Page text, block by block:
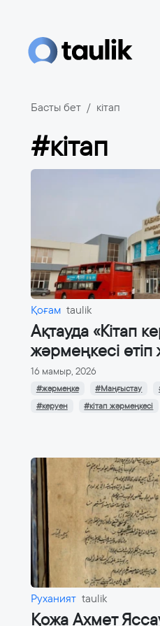
Басты бет кітап
#кітап
Қоғам taulik
Ақтауда «Кітап
жәрмеңкесі
16 мамыр, 2026
#жәрмеңке #Маңғыстау
#керуен
#кітап жәрмеңкесі
Руханият taulik
Қожа Ахмет